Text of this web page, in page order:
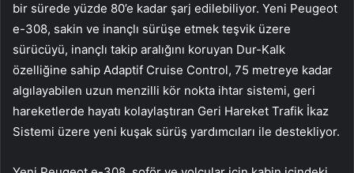
bir sürede yüzde 80’e kadar şarj edilebiliyor. Yeni Peugeot
e-308, sakin ve inançlı sürüşe etmek teşvik üzere
sürücüyü, inançlı takip aralığını koruyan Dur-Kalk
özelliğine sahip Adaptif Cruise Control, 75 metreye kadar
algılayabilen uzun menzilli kör nokta ihtar sistemi, geri
hareketlerde hayatı kolaylaştıran Geri Hareket Trafik İkaz
Sistemi üzere yeni kuşak sürüş yardımcıları ile destekliyor.